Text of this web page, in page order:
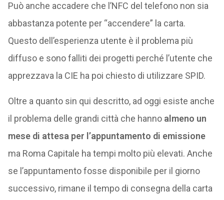
Può anche accadere che l’NFC del telefono non sia
abbastanza potente per “accendere” la carta.
Questo dell’esperienza utente è il problema più
diffuso e sono falliti dei progetti perché l’utente che
apprezzava la CIE ha poi chiesto di utilizzare SPID.
Oltre a quanto sin qui descritto, ad oggi esiste anche
il problema delle grandi città che hanno almeno un
mese di attesa per l’appuntamento di emissione
ma Roma Capitale ha tempi molto più elevati. Anche
se l’appuntamento fosse disponibile per il giorno
successivo, rimane il tempo di consegna della carta